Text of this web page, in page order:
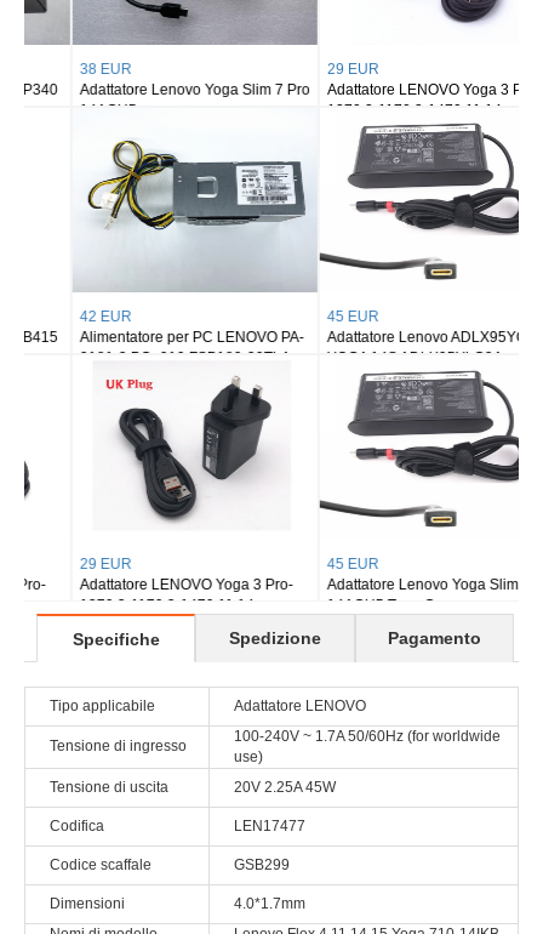
29 EUR
Adattatore LENOVO Yoga 3 Pro-
1370 3-1170 3-1470 11 14
45 EUR
Adattatore Lenovo YOGA 6 Pro-
13IKB YOGA 920
45 EUR
Adattatore Lenovo ADLX95YCC3
YOGA 14S ADLX95YLC3A
45 EUR
Adattatore Lenovo ThinkPad
Y740S Y9000X X1
45 EUR
Adattatore Lenovo Yoga Slim 7 Pro
14ACH5 Type-C
57 EUR
Alimentatore per PC Lenovo
Thinkserver TS150
Specifiche Spedizione Pagamento
Tipo applicabile Adattatore LENOVO
Tensione di ingresso
100-240V ~ 1.7A 50/60Hz (for worldwide
use)
Tensione di uscita
20V 2.25A 45W
Codifica LEN17477
Codice scaffale GSB299
Dimensioni
4.0*1.7mm